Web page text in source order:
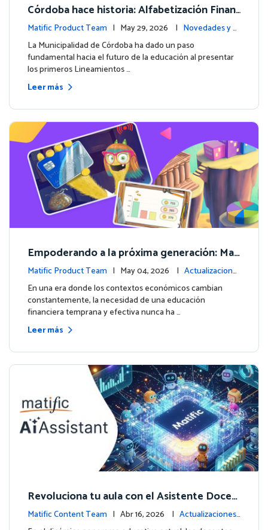
Córdoba hace historia: Alfabetización Finan
ciera para más de 13.000 estudiantes junto
a Matific
Matific Product Team | May 29, 2026 | Novedades y e
ventos
La Municipalidad de Córdoba ha dado un paso
fundamental hacia el futuro de la educación al presentar
los primeros Lineamientos …
Leer más
Empoderando a la próxima generación: Mat
ific lanza un curso integral de Educación Fin
anciera
Matific Product Team | May 04, 2026 | Actualizacione
s de la plataforma
En una era donde los contextos económicos cambian
constantemente, la necesidad de una educación
financiera temprana y efectiva nunca ha …
Leer más
Revoluciona tu aula con el Asistente Docen
te impulsado por IA de Matific
Matific Content Team | Abr 16, 2026 | Actualizaciones
de la plataforma